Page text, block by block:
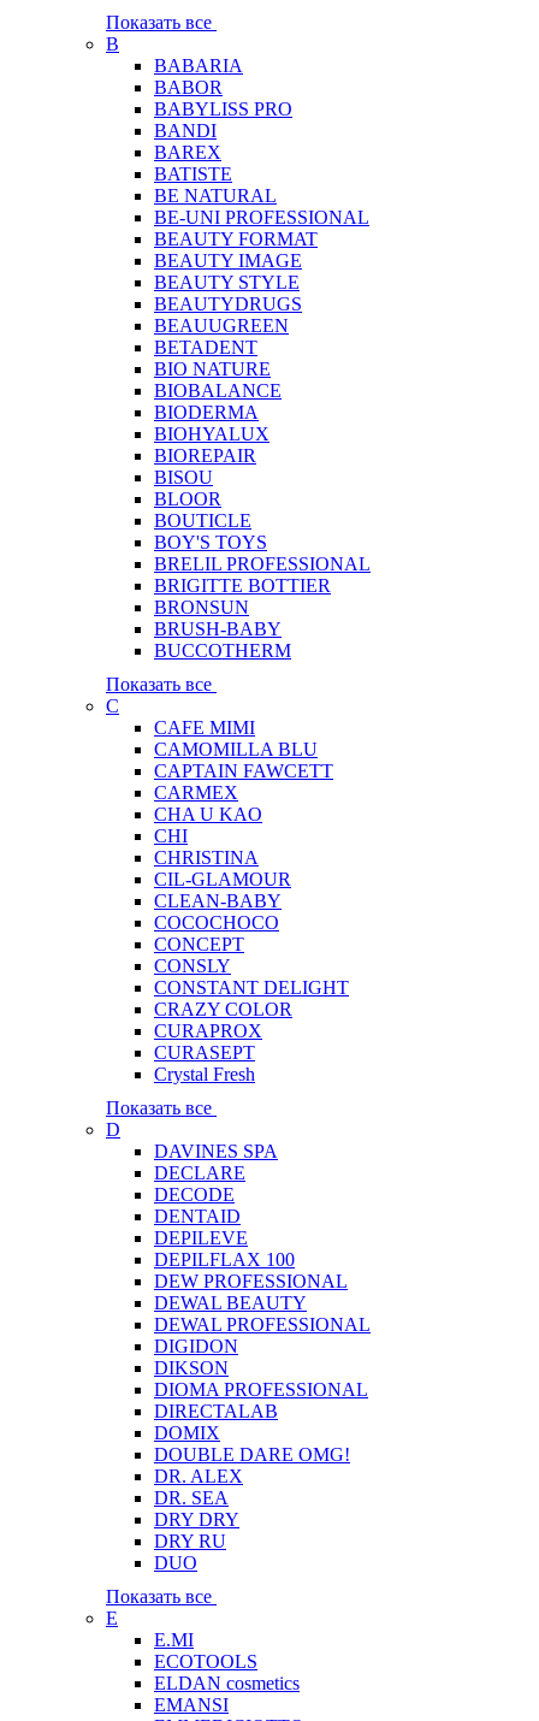
Показать все
B
BABARIA
BABOR
BABYLISS PRO
BANDI
BAREX
BATISTE
BE NATURAL
BE-UNI PROFESSIONAL
BEAUTY FORMAT
BEAUTY IMAGE
BEAUTY STYLE
BEAUTYDRUGS
BEAUUGREEN
BETADENT
BIO NATURE
BIOBALANCE
BIODERMA
BIOHYALUX
BIOREPAIR
BISOU
BLOOR
BOUTICLE
BOY'S TOYS
BRELIL PROFESSIONAL
BRIGITTE BOTTIER
BRONSUN
BRUSH-BABY
BUCCOTHERM
Показать все
C
CAFE MIMI
CAMOMILLA BLU
CAPTAIN FAWCETT
CARMEX
CHA U KAO
CHI
CHRISTINA
CIL-GLAMOUR
CLEAN-BABY
COCOCHOCO
CONCEPT
CONSLY
CONSTANT DELIGHT
CRAZY COLOR
CURAPROX
CURASEPT
Crystal Fresh
Показать все
D
DAVINES SPA
DECLARE
DECODE
DENTAID
DEPILEVE
DEPILFLAX 100
DEW PROFESSIONAL
DEWAL BEAUTY
DEWAL PROFESSIONAL
DIGIDON
DIKSON
DIOMA PROFESSIONAL
DIRECTALAB
DOMIX
DOUBLE DARE OMG!
DR. ALEX
DR. SEA
DRY DRY
DRY RU
DUO
Показать все
E
E.MI
ECOTOOLS
ELDAN cosmetics
EMANSI